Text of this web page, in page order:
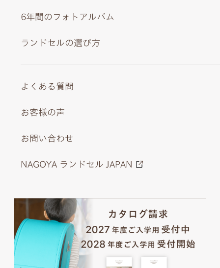
6年間のフォトアルバム
ランドセルの選び方
よくある質問
お客様の声
お問い合わせ
NAGOYA ランドセル JAPAN